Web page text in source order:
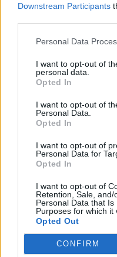
Downstream Participants
Personal Data
I want to opt-out of
personal data.
Opted In
I want to opt-out of
Personal Data.
Opted In
I want to opt-out of
Personal Data for
Opted In
I want to opt-out of
Retention, Sale,
Personal Data that
Purposes for which it
Opted Out
CONFIRM
Ελληνικοί
μικροδορυφόροι για
σχεδιασμός του
αξιοποίηση της